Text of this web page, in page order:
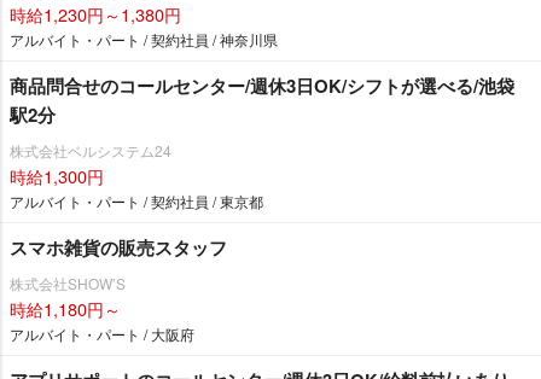
時給1,230円～1,380円
アルバイト・パート / 契約社員 / 神奈川県
商品問合せのコールセンター/週休3日OK/シフトが選べる/池袋
駅2分
株式会社ベルシステム24
時給1,300円
アルバイト・パート / 契約社員 / 東京都
スマホ雑貨の販売スタッフ
株式会社SHOW’S
時給1,180円～
アルバイト・パート / 大阪府